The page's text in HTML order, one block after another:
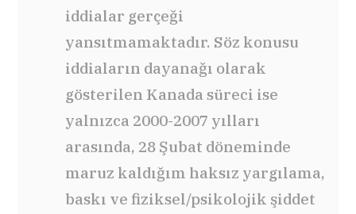
iddialar gerçeği
yansıtmamaktadır. Söz konusu
iddiaların dayanağı olarak
gösterilen Kanada süreci ise
yalnızca 2000-2007 yılları
arasında, 28 Şubat döneminde
maruz kaldığım haksız yargılama,
baskı ve fiziksel/psikolojik şiddet